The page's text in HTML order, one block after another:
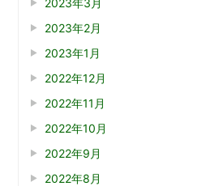
2023年2月
2023年1月
2022年12月
2022年11月
2022年10月
2022年9月
2022年8月